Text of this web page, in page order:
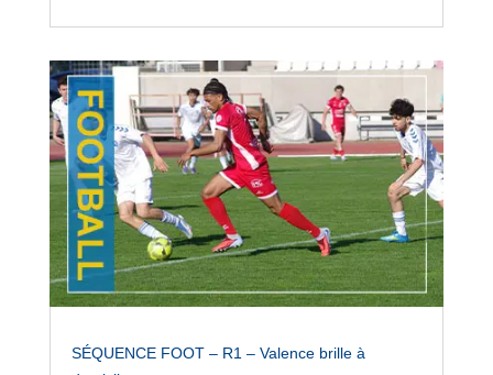
SÉQUENCE FOOT – R1 – Valence brille à